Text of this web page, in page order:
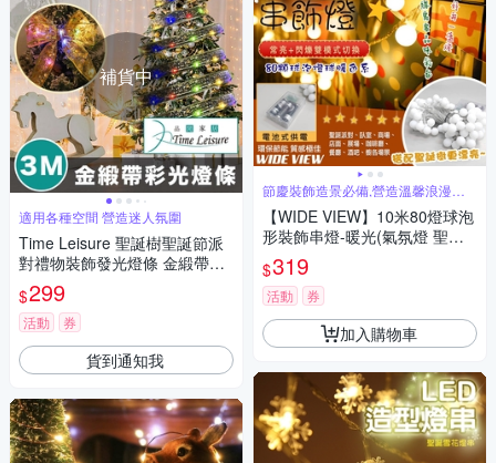
補貨中
適用各種空間 營造迷人氛圍
Time Leisure 聖誕樹聖誕節派
對禮物裝飾發光燈條 金緞帶彩
光/3M
$299
活動 券
貨到通知我
節慶裝飾造景必備,營造溫馨浪漫氣
氛
【WIDE VIEW】10米80燈球泡
形裝飾串燈-暖光(氣氛燈 聖誕
節布置 戶外裝飾燈 草坪庭園燈/
MC-DCDPJ)
$319
活動 券
加入購物車